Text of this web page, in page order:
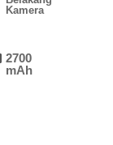
Kamera
2700
mAh